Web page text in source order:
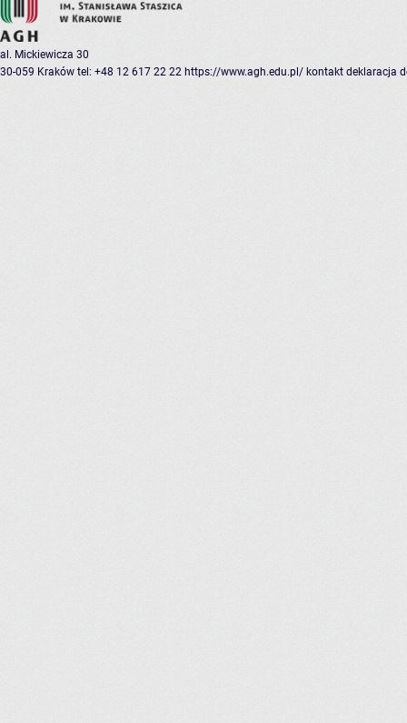
al. Mickiewicza 30
30-059 Kraków tel: +48 12 617 22 22 https://www.agh.edu.pl/ kontakt deklaracja